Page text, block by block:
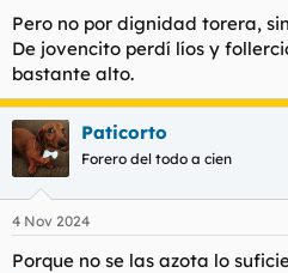
Pero no por dignidad torera,
De jovencito perdí líos y
bastante alto.
Paticorto
Forero del todo a cien
4 Nov 2024
Porque no se las azota lo